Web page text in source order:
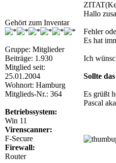
Gehört zum Inventar
Gruppe: Mitglieder
Beiträge: 1.930
Mitglied seit:
25.01.2004
Wohnort: Hamburg
Mitglieds-Nr.: 364
Betriebssystem:
Win 11
Virenscanner:
F-Secure
Firewall:
Router
Hallo
Fehler
Es hat
Ich
Sollte
Es grüßt
Pascal